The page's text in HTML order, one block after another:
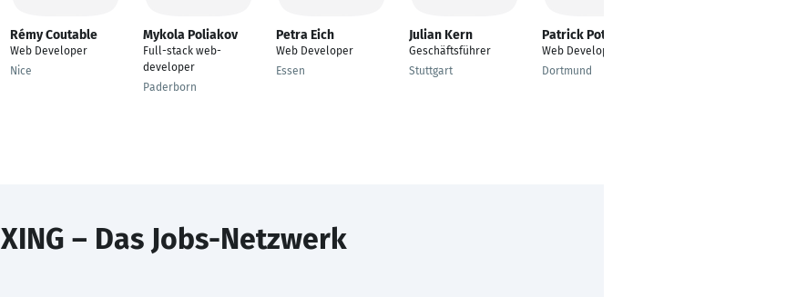
Rémy Coutable
Web Developer
Nice
Mykola Poliakov
Full-stack web-
developer
Paderborn
Petra Eich
Web Developer
Essen
Julian Kern
Geschäftsführer
Stuttgart
Patrick Potthoff
Web Developer
Dortmund
XING – Das Jobs-Netzwerk